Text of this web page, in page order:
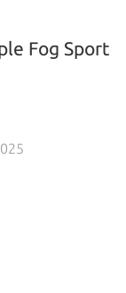
Fog Sport